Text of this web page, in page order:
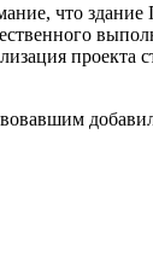
что
проекта